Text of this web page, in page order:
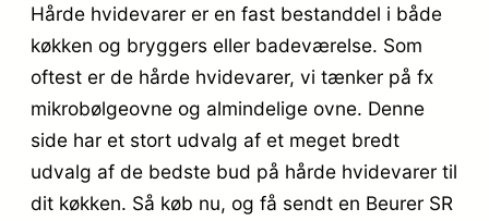
Hårde hvidevarer er en fast bestanddel i både
køkken og bryggers eller badeværelse. Som
oftest er de hårde hvidevarer, vi tænker på fx
mikrobølgeovne og almindelige ovne. Denne
side har et stort udvalg af et meget bredt
udvalg af de bedste bud på hårde hvidevarer til
dit køkken. Så køb nu, og få sendt en Beurer SR